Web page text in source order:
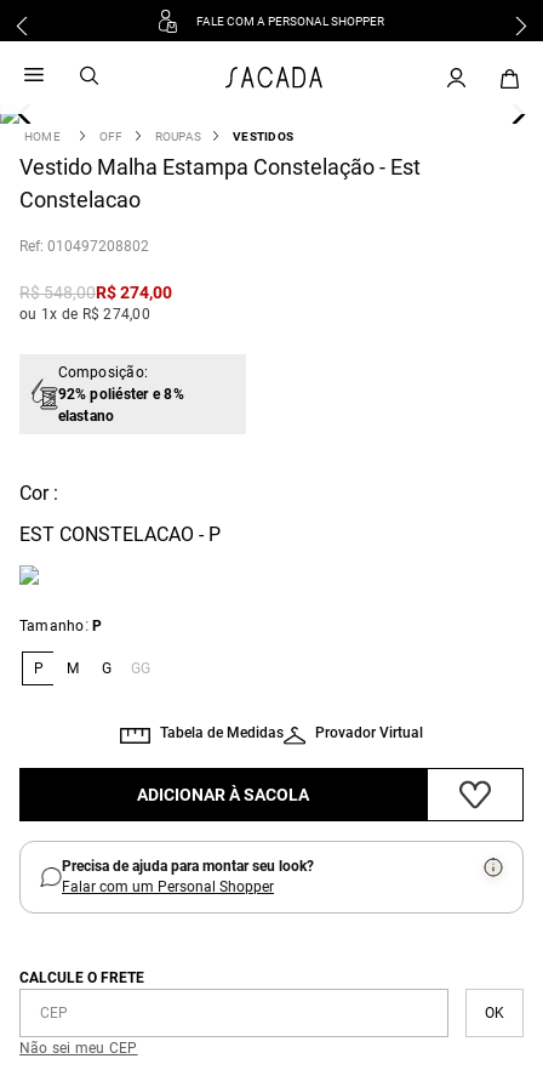
FALE COM A PERSONAL SHOPPER
OFF ROUPAS VESTIDOS
Vestido Malha Estampa Constelação - Est
Constelacao
: 010497208802
R$548,00R$274,00
ou 1x de R$ 274,00
Composição:
92% poliéster e 8%
elastano
Cor :
EST CONSTELACAO - P
Tamanho: P
P M G GG
Provador Virtual
Tabela de Medidas
ADICIONAR À SACOLA
Precisa de ajuda para montar seu look?
Falar com um Personal Shopper
CALCULE O FRETE
Não sei meu CEP
vestido
3 º blusa
º tricot
º vestido longo
º saia
camisa